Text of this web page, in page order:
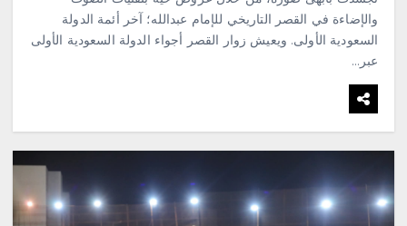
والإضاءة في القصر التاريخي للإمام عبدالله؛ آخر أئمة الدولة
السعودية الأولى. ويعيش زوار القصر أجواء الدولة السعودية الأولى
عبر…